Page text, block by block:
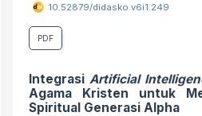
10.52879/didasko.v6i1.249
PDF
Integrasi Artificial
Agama Kristen untuk
Spiritual Generasi Alpha